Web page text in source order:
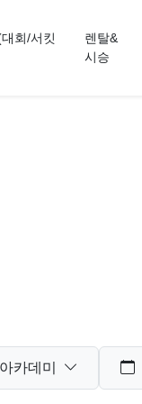
회/서킷
렌탈&
시승
카데미